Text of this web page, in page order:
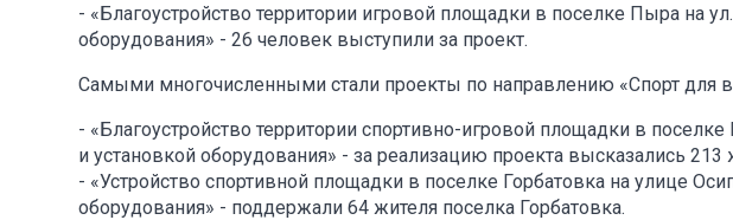
- «Благоустройство территории игровой площадки в поселке Пыра на
оборудования» - 26 человек выступили за проект.
Самыми многочисленными стали проекты по направлению «Спорт для
- «Благоустройство территории спортивно-игровой площадки в
и установкой оборудования» - за реализацию проекта высказались 213
- «Устройство спортивной площадки в поселке Горбатовка на улице
оборудования» - поддержали 64 жителя поселка Горбатовка.